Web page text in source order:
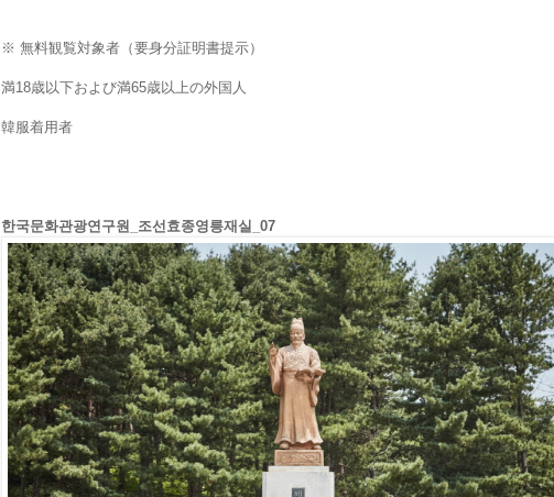
※ 無料観覧対象者（要身分証明書提示）
満18歳以下および満65歳以上の外国人
韓服着用者
한국문화관광연구원_조선효종영릉재실_07